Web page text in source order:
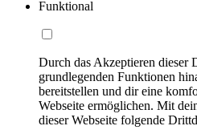
Funktional
Durch das Akzeptieren dieser
grundlegenden Funktionen
bereitstellen und dir eine
Webseite ermöglichen. Mit
dieser Webseite folgende